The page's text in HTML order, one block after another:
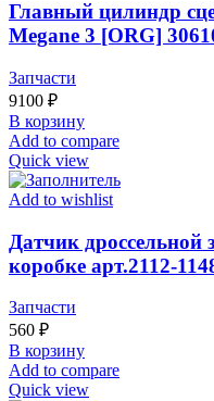
Главный цилиндр
Megane 3 [ORG]
Запчасти
9100 ₽
В корзину
Add to compare
Quick view
Add to wishlist
Датчик дроссельной
коробке арт.2112-
Запчасти
560 ₽
В корзину
Add to compare
Quick view